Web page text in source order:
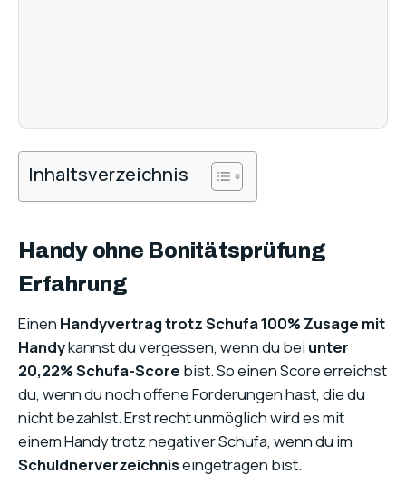
Inhaltsverzeichnis
Handy ohne Bonitätsprüfung
Erfahrung
Einen Handyvertrag trotz Schufa 100% Zusage mit
Handykannst du vergessen, wenn du bei unter
20,22% Schufa-Score bist. So einen Score erreichst
du, wenn du noch offene Forderungen hast, die du
nicht bezahlst. Erst recht unmöglich wird es mit
einem Handy trotz negativer Schufa, wenn du im
Schuldnerverzeichniseingetragen bist.